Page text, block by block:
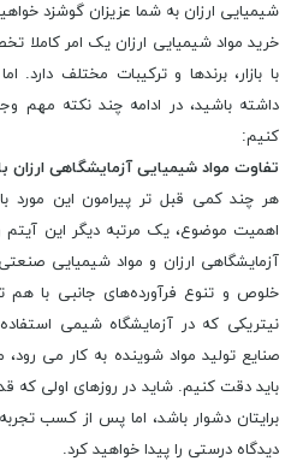
شیمیایی ارزان به شما عزیزان گوشزد
خرید مواد شیمیایی ارزان یک امر کاملا
با بازار، برندها و ترکیبات مختلف دارد.
داشته باشید، در ادامه چند نکته مهم
کنیم:
تفاوت مواد شیمیایی آزمایشگاهی ارزان
هر چند کمی قبل تر پیرامون این مورد
اهمیت موضوع، یک مرتبه دیگر این
آزمایشگاهی ارزان و مواد شیمیایی
خلوص و تنوع فرآورده‌های جانبی با هم
نیتریکی که در آزمایشگاه شیمی
صنایع تولید مواد شوینده به کار می
باید دقت کنیم. شاید در روزهای اولی که
برایتان دشوار باشد، اما پس از کسب
دیدگاه درستی را پیدا خواهید کرد.